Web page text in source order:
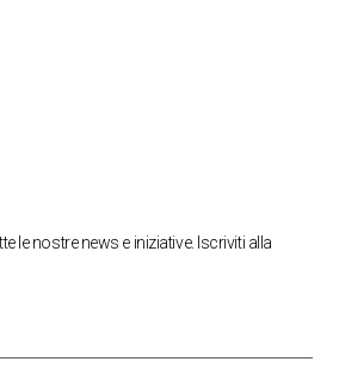
le nostre news e iniziative. Iscriviti alla